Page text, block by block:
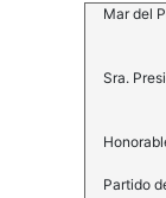
Mar del
Sra.
Partido